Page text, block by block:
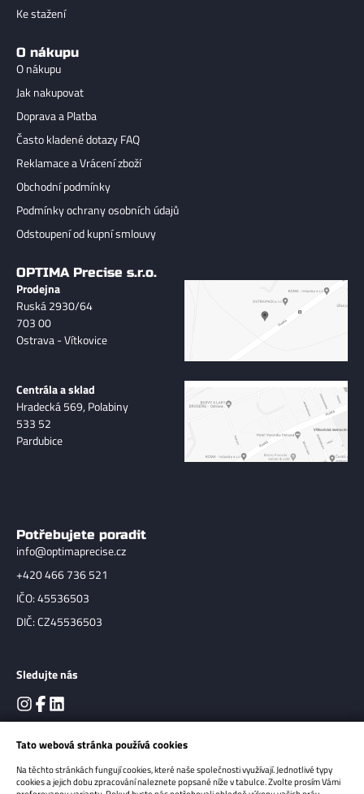
Ke stažení
O nákupu
O nákupu
Jak nakupovat
Doprava a Platba
Často kladené dotazy FAQ
Reklamace a Vrácení zboží
Obchodní podmínky
Podmínky ochrany osobních údajů
Odstoupení od kupní smlouvy
OPTIMA Precise s.r.o.
Prodejna
Ruská 2930/64
703 00
Ostrava - Vítkovice
Centrála a sklad
Hradecká 569, Polabiny
533 52
Pardubice
Potřebujete poradit
info@optimaprecise.cz
+420 466 736 521
IČO: 45536503
DIČ: CZ45536503
Sledujte nás
Tato webová stránka používá cookies
Na těchto stránkách fungují cookies, které naše společnosti využívají. Jednotlivé typy
cookies a jejich dobu zpracování naleznete popsané níže v tabulce. Zvolte prosím Vámi